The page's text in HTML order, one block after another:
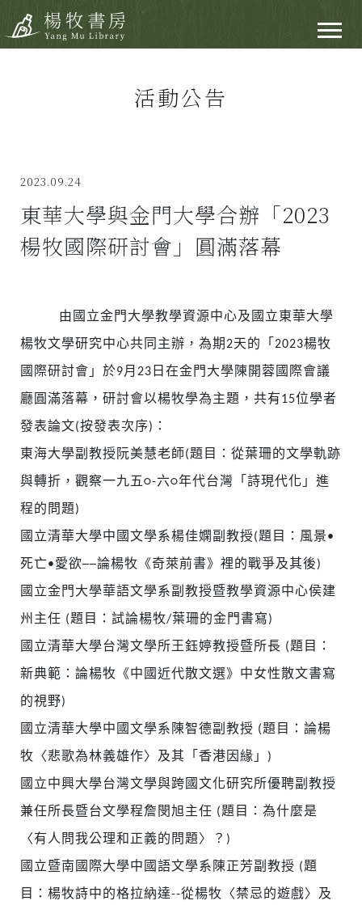
活動公告
2023.09.24
東華大學與金門大學合辦「2023
楊牧國際研討會」圓滿落幕
由國立金門大學教學資源中心及國立東華大學
楊牧文學研究中心共同主辦，為期2天的「2023楊牧
國際研討會」於9月23日在金門大學陳開蓉國際會議
廳圓滿落幕，研討會以楊牧學為主題，共有15位學者
發表論文(按發表次序)：
東海大學副教授阮美慧老師(題目：從葉珊的文學軌跡
與轉折，觀察一九五○-六○年代台灣「詩現代化」進
程的問題)
國立清華大學中國文學系楊佳嫻副教授(題目：風景•
死亡•愛欲──論楊牧《奇萊前書》裡的戰爭及其後)
國立金門大學華語文學系副教授暨教學資源中心侯建
州主任 (題目：試論楊牧/葉珊的金門書寫)
國立清華大學台灣文學所王鈺婷教授暨所長 (題目：
新典範：論楊牧《中國近代散文選》中女性散文書寫
的視野)
國立清華大學中國文學系陳智德副教授 (題目：論楊
牧〈悲歌為林義雄作〉及其「香港因緣」)
國立中興大學台灣文學與跨國文化研究所優聘副教授
兼任所長暨台文學程詹閔旭主任 (題目：為什麼是
〈有人問我公理和正義的問題〉？)
國立暨南國際大學中國語文學系陳正芳副教授 (題
目：楊牧詩中的格拉納達--從楊牧〈禁忌的遊戲〉及